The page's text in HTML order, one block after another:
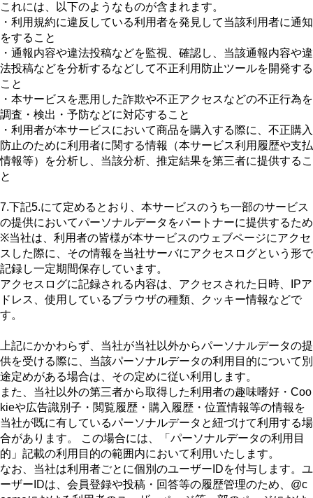
これには、以下のようなものが含まれます。
・利用規約に違反している利用者を発見して当該利用者に通知
をすること
・通報内容や違法投稿などを監視、確認し、当該通報内容や違
法投稿などを分析するなどして不正利用防止ツールを開発する
こと
・本サービスを悪用した詐欺や不正アクセスなどの不正行為を
調査・検出・予防などに対応すること
・利用者が本サービスにおいて商品を購入する際に、不正購入
防止のために利用者に関する情報（本サービス利用履歴や支払
情報等）を分析し、当該分析、推定結果を第三者に提供するこ
と
7.下記5.にて定めるとおり、本サービスのうち一部のサービス
の提供においてパーソナルデータをパートナーに提供するため
※当社は、利用者の皆様が本サービスのウェブページにアクセ
スした際に、その情報を当社サーバにアクセスログという形で
記録し一定期間保存しています。
アクセスログに記録される内容は、アクセスされた日時、IPア
ドレス、使用しているブラウザの種類、クッキー情報などで
す。
上記にかかわらず、当社が当社以外からパーソナルデータの提
供を受ける際に、当該パーソナルデータの利用目的について別
途定めがある場合は、その定めに従い利用します。
また、当社以外の第三者から取得した利用者の趣味嗜好・Coo
kieや広告識別子・閲覧履歴・購入履歴・位置情報等の情報を
当社が既に有しているパーソナルデータと紐づけて利用する場
合があります。 この場合には、「パーソナルデータの利用目
的」記載の利用目的の範囲内において利用いたします。
なお、当社は利用者ごとに個別のユーザーIDを付与します。ユ
ーザーIDは、会員登録や投稿・回答等の履歴管理のため、@c